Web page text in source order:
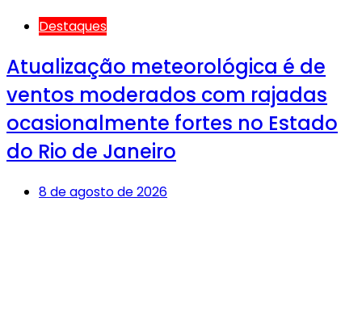
Destaques
Atualização meteorológica é de
ventos moderados com rajadas
ocasionalmente fortes no Estado
do Rio de Janeiro
8 de agosto de 2026